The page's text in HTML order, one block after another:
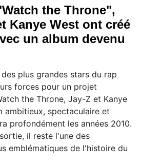
the Throne",
Kanye West ont créé
un album devenu
plus grandes stars du rap
forces pour un projet
the Throne, Jay-Z et Kanye
ambitieux, spectaculaire et
profondément les années 2010.
il reste l'une des
emblématiques de l'histoire du